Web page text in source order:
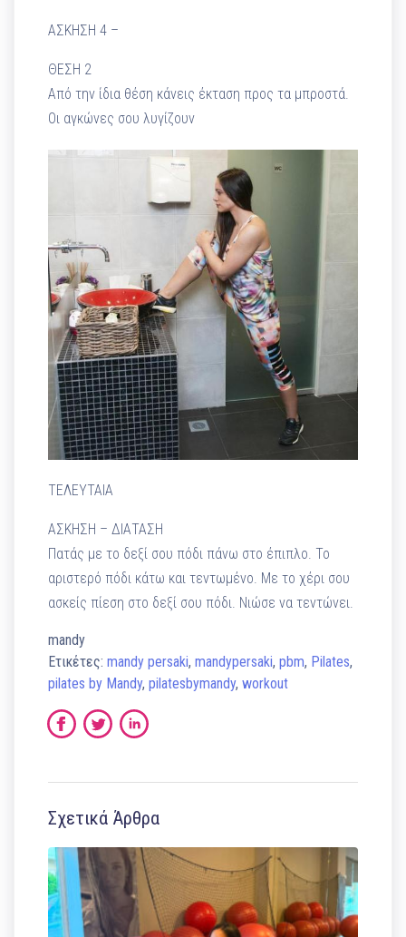
ΑΣΚΗΣΗ 4 –
ΘΕΣΗ 2
Από την ίδια θέση κάνεις έκταση προς τα μπροστά.
Οι αγκώνες σου λυγίζουν
ΤΕΛΕΥΤΑΙΑ
ΑΣΚΗΣΗ – ΔΙΑΤΑΣΗ
Πατάς με το δεξί σου πόδι πάνω στο έπιπλο. Το
αριστερό πόδι κάτω και τεντωμένο. Με το χέρι σου
ασκείς πίεση στο δεξί σου πόδι. Νιώσε να τεντώνει.
mandy
Ετικέτες:mandy persaki,mandypersaki,pbm, Pilates,
pilates by Mandy,pilatesbymandy,workout
Σχετικά Άρθρα